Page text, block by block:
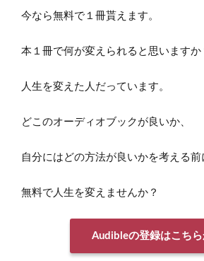
今なら無料で１冊貰えます。
本１冊で何が変えられると思いますか
人生を変えた人だっています。
どこのオーディオブックが良いか、
自分にはどの方法が良いかを考える前
無料で人生を変えませんか？
Audibleの登録はこちら